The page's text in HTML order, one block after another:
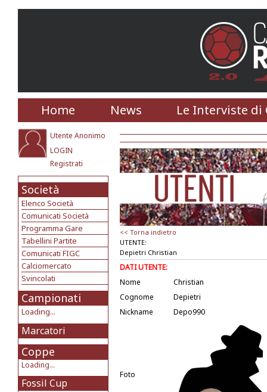
Home News Le Interviste di
Utente Anonimo
LOGIN
Registrati
Società
Elenco Società
Comunicati Società
Programma Gare
Tabellini Partite
Comunicati FIGC
Calciomercato
Svincolati
Campionati
Loading...
Marcatori
Coppe
Loading...
Fossil Cup
<< Torna indietro
UTENTE:
Depietri Christian
DATI UTENTE:
Nome
Christian
Cognome
Depietri
Nickname
Depo990
Foto